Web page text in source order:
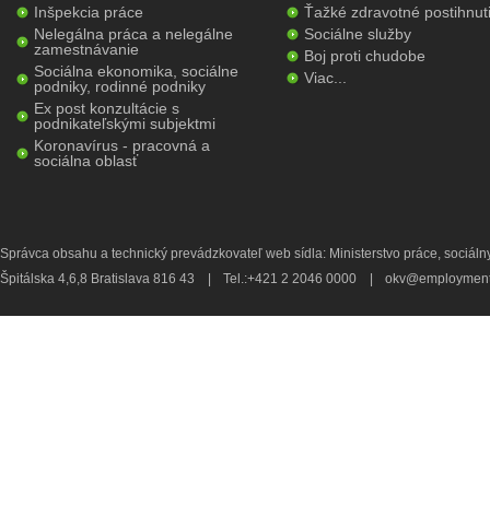
Inšpekcia práce
Nelegálna práca a nelegálne
zamestnávanie
Sociálna ekonomika, sociálne
podniky, rodinné podniky
Ex post konzultácie s
podnikateľskými subjektmi
Koronavírus - pracovná a
sociálna oblasť
Ťažké zdravotné
Sociálne služby
Boj proti chudobe
Viac...
Správca obsahu a technický prevádzkovateľ web sídla: Ministerstvo práce,
Špitálska 4,6,8 Bratislava 816 43
Tel.:+421 2 2046 0000